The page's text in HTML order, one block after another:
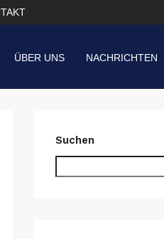
ÜBER UNS NACHRICHTEN
Suchen